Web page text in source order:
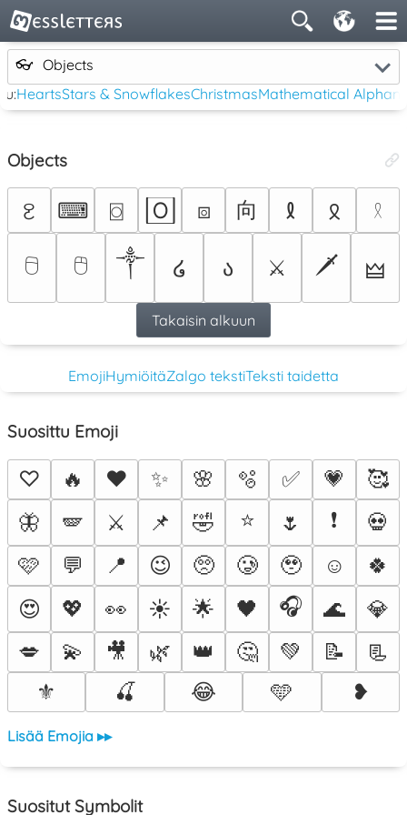
👓 Objects
HeartsStars & SnowflakesChristmasMathematical
Objects
ꐧ ⌨ ⌼ 🄾 ⧇ 向 𐑙 𐠦
𓍲
🖯
🖰 ༒ ໒ ა ⚔︎ 🗡 🜲
Takaisin alkuun
EmojiHymiöitäZalgo tekstiTeksti taidetta
Suosittu Emoji
♡ 🔥 ❤️ ✨ 🌸 🫧 ✅ 💗
🥰
🦋
🪽 ⚔️ 📌 🤣 ⭐ 🌷 ❗
💀
🩷
💬 📍 😉 🥺 🥲 🥹 ☺️
🍀
😍
💖 👀 ☀️ 🌟 🖤 🎧 🌊
💎
💋
💫 🎥 🌿 👑 🤔 💚 📝
📃
⚜️
🍒 😂 🩵 ❥
Lisää Emojia ▸▸
Suositut Symbolit